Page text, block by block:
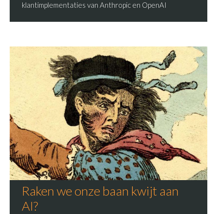
klantimplementaties van Anthropic en OpenAI
Raken we onze baan kwijt aan
AI?